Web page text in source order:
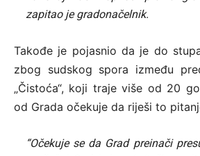
zapitao je gradonačelnik.
Takođe je pojasnio da je do
zbog sudskog spora između
„Čistoća“, koji traje više od 20
od Grada očekuje da riješi to
“Očekuje se da Grad preinači